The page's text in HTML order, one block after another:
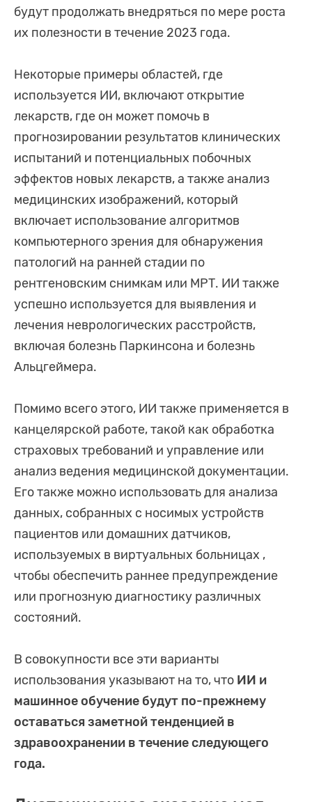
будут продолжать внедряться по мере роста
их полезности в течение 2023 года.
Некоторые примеры областей, где
используется ИИ, включают открытие
лекарств, где он может помочь в
прогнозировании результатов клинических
испытаний и потенциальных побочных
эффектов новых лекарств, а также анализ
медицинских изображений, который
включает использование алгоритмов
компьютерного зрения для обнаружения
патологий на ранней стадии по
рентгеновским снимкам или МРТ. ИИ также
успешно используется для выявления и
лечения неврологических расстройств,
включая болезнь Паркинсона и болезнь
Альцгеймера.
Помимо всего этого, ИИ также применяется в
канцелярской работе, такой как обработка
страховых требований и управление или
анализ ведения медицинской документации.
Его также можно использовать для анализа
данных, собранных с носимых устройств
пациентов или домашних датчиков,
используемых в виртуальных больницах ,
чтобы обеспечить раннее предупреждение
или прогнозную диагностику различных
состояний.
В совокупности все эти варианты
использования указывают на то, что ИИ и
машинное обучение будут по-прежнему
оставаться заметной тенденцией в
здравоохранении в течение следующего
года.